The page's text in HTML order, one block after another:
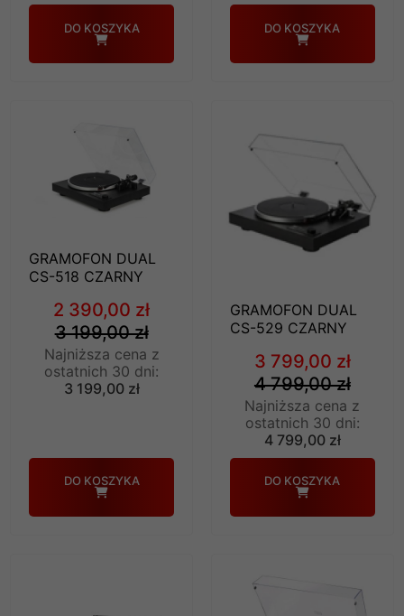
GRAMOFON DUAL
CS-518 CZARNY
2 390,00 zł
3 199,00 zł
Najniższa cena z
ostatnich 30 dni:
3 199,00 zł
DO KOSZYKA
GRAMOFON DUAL
CS-529 CZARNY
3 799,00 zł
4 799,00 zł
Najniższa cena z
ostatnich 30 dni:
4 799,00 zł